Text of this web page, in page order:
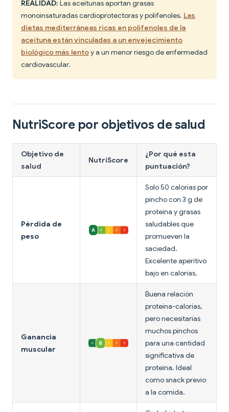
REALIDAD: Las aceitunas aportan grasas
monoinsaturadas cardioprotectoras y polifenoles. Las
dietas mediterráneas ricas en polifenoles de la
aceituna están vinculadas a un envejecimiento
biológico más lentoy a un menor riesgo de enfermedad
cardiovascular.
NutriScore por objetivos de salud
Objetivo de
salud
NutriScore
¿Por qué esta
puntuación?
Pérdida de
peso
Solo 50 calorías por
pincho con 3 g de
proteína y grasas
saludables que
promueven la
saciedad.
Excelente aperitivo
bajo en calorías.
Ganancia
muscular
Buena relación
proteína-calorías,
pero necesitarías
muchos pinchos
para una cantidad
significativa de
proteína. Ideal
como snack previo
a la comida.